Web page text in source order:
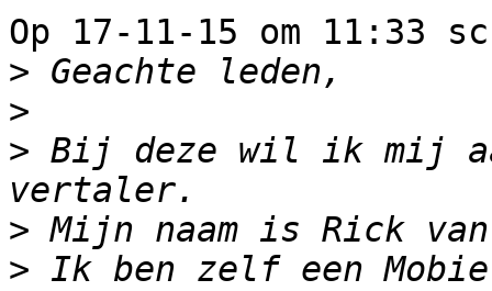
Op 17-11-15 om 11:33
>
>
> Bij deze wil ik mij
>
> Ik ben zelf een